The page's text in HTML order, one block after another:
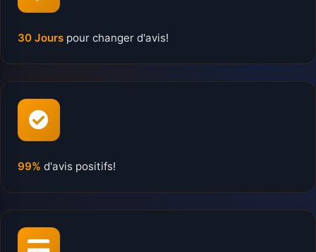
30 Jours pour changer d'avis!
99% d'avis positifs!